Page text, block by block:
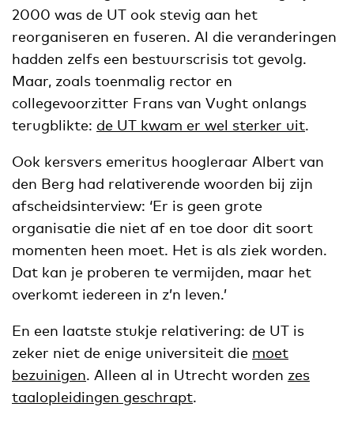
2000 was de UT ook stevig aan het
reorganiseren en fuseren. Al die veranderingen
hadden zelfs een bestuurscrisis tot gevolg.
Maar, zoals toenmalig rector en
collegevoorzitter Frans van Vught onlangs
terugblikte: de UT kwam er wel sterker uit.
Ook kersvers emeritus hoogleraar Albert van
den Berg had relativerende woorden bij zijn
afscheidsinterview: ‘Er is geen grote
organisatie die niet af en toe door dit soort
momenten heen moet. Het is als ziek worden.
Dat kan je proberen te vermijden, maar het
overkomt iedereen in z’n leven.’
En een laatste stukje relativering: de UT is
zeker niet de enige universiteit die moet
bezuinigen. Alleen al in Utrecht worden zes
taalopleidingen geschrapt.